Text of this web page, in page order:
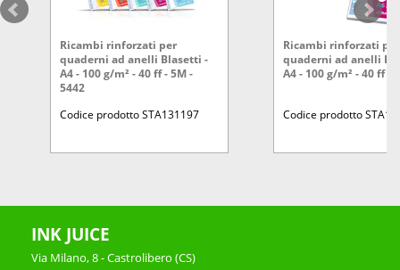
Ricambi rinforzati per
quaderni ad anelli Blasetti -
A4 - 100 g/m² - 40 ff - 5M -
5442
Codice prodotto STA131197
Ricambi rinforzati per
quaderni ad anelli
A4 - 100 g/m² - 40 ff -
Codice prodotto
INK JUICE
Via Milano, 8 - Castrolibero (CS)